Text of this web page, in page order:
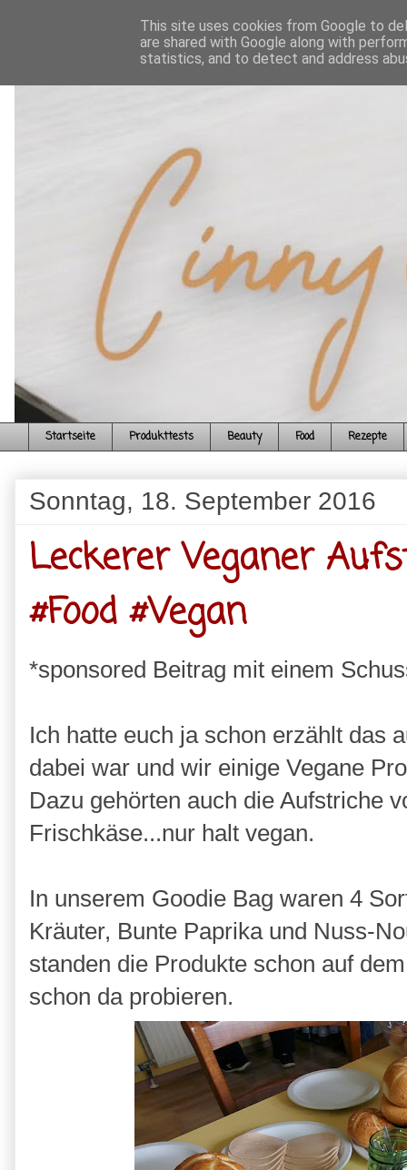
Startseite Produkttests Beauty Food Rezepte
Sonntag, 18. September 2016
Leckerer Veganer
#Food #Vegan
*sponsored Beitrag mit einem
Ich hatte euch ja schon erzählt das
dabei war und wir einige Vegane
Dazu gehörten auch die Aufstriche
Frischkäse...nur halt vegan.
In unserem Goodie Bag waren 4
Kräuter, Bunte Paprika und Nuss-
standen die Produkte schon auf
schon da probieren.
This site uses cookies from Google to
are shared with Google along with
statistics, and to detect and address